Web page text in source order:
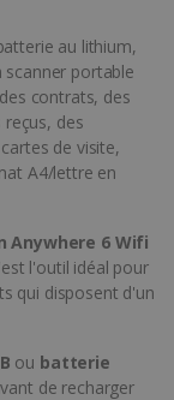
au lithium,
portable
contrats, des
des
de visite,
A4/lettre en
Anywhere 6 Wifi
l'outil idéal pour
qui disposent d'un
ou batterie
de recharger